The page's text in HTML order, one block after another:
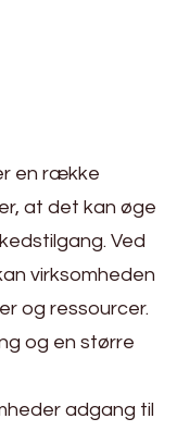
en række
at det kan øge
Ved
virksomheden
og ressourcer.
og en større
adgang til